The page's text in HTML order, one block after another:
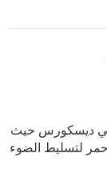
في ديسكورس حيث
لتسليط الضوء